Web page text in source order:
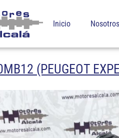
Inicio Nosotros
(PEUGEOT